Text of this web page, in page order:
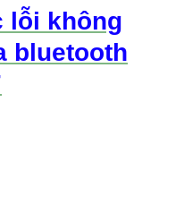
lỗi không
bluetooth